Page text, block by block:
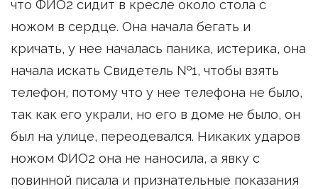
что ФИО2 сидит в кресле около стола с
ножом в сердце. Она начала бегать и
кричать, у нее началась паника, истерика, она
начала искать Свидетель №1, чтобы взять
телефон, потому что у нее телефона не было,
так как его украли, но его в доме не было, он
был на улице, переодевался. Никаких ударов
ножом ФИО2 она не наносила, а явку с
повинной писала и признательные показания